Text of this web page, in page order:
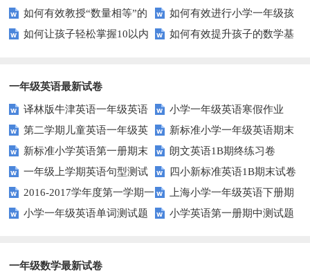
数量比较能力？
字？试试这些有趣的方法！
如何有效教授“数量相等”的
概念？——提升孩子的数学思维
如何有效进行小学一年级孩
子的数学练习？
如何让孩子轻松掌握10以内
如何有效提升孩子的数学基
一年级英语最新试卷
译林版牛津英语一年级英语
1AB测试卷
小学一年级英语寒假作业
第二学期儿童英语一年级英
语期末试卷
新标准小学一年级英语期末
质量检测题
新标准小学英语第一册期末
测试题
朗文英语1B期终练习卷
一年级上学期英语句型测试
题
四小新标准英语1B期末试卷
2016-2017学年度第一学期一
起一年级英语期中试卷
上海小学一年级英语下册期
中试卷
小学一年级英语单词测试题 小学英语第一册期中测试题
一年级数学最新试卷